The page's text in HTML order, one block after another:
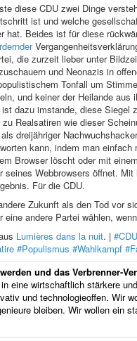
diese CDU zwei Dinge
ist und welche
hat. Beides ist für diese
die zurzeit lieber unter
und Neonazis in
Tonfall um
und keiner der Heilande aus
dazu imstande, diese Siegel
Realsatiren wie dieser
dreijähriger
kann, indem man
Browser löscht oder mit
seines Webbrowsers öffnet. Mit
Für die CDU.
Zukunft als den Tod vor
eine andere Partei wählen,
Lumières dans la nuit. | #CDU
#Populismus #Wahlkampf
und das Verbrenner-
eine wirtschaftlich stärkere
und technologieoffen. Wir
bleiben. Wir wollen ein